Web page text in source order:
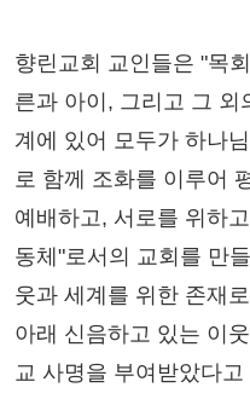
향린교회 교인들은 "목
른과 아이, 그리고 그
계에 있어 모두가 하나
로 함께 조화를 이루어
예배하고, 서로를 위하
동체"로서의 교회를 만
웃과 세계를 위한 존재
아래 신음하고 있는 이
교 사명을 부여받았다